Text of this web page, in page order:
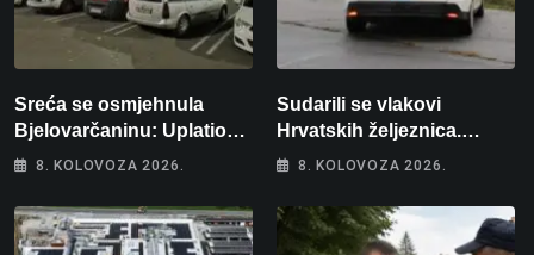
Sreća se osmjehnula
Bjelovarčaninu: Uplatio
samo 4 eura, a osvojio
8. KOLOVOZA 2026.
Sudarili se vlakovi
Hrvatskih željeznica.
Šestero osoba teško
intenzivnoj
8. KOLOVOZA 2026.